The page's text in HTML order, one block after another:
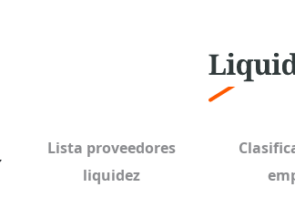
Lista proveedores
liquidez